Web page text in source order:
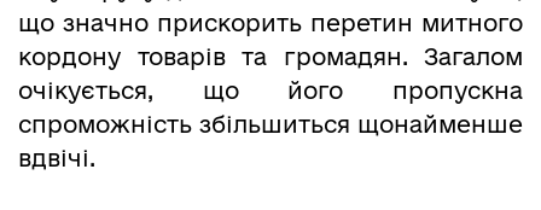
що значно прискорить перетин митного
кордону товарів та громадян. Загалом
очікується, що його пропускна
спроможність збільшиться щонайменше
вдвічі.